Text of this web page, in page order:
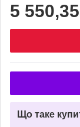
5 550,35
Що таке